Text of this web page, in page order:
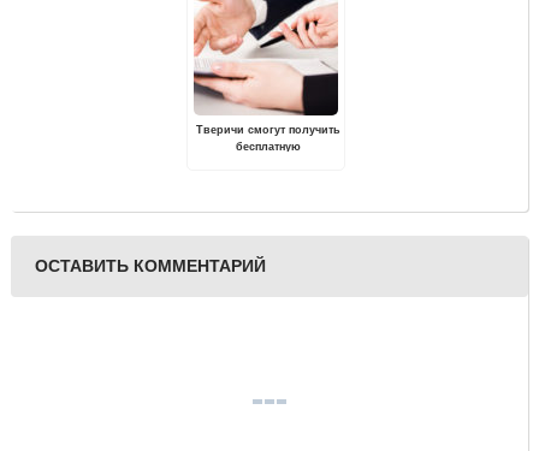
Тверичи смогут получить
бесплатную
ОСТАВИТЬ КОММЕНТАРИЙ